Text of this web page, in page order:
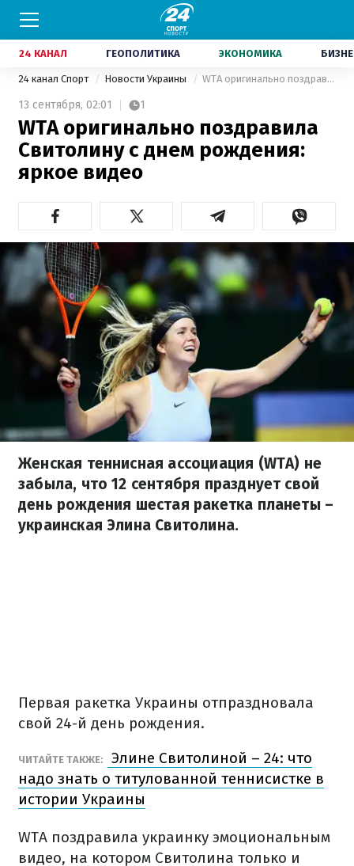
24 КАНАЛ ГЕОПОЛИТИКА ЭКОНОМИКА
24 канал Спорт Новости Украины WTA оригинально поздравила Свитолину с днем рождения: яркое видео
13 сентября, 02:01 1
WTA оригинально поздравила
Свитолину с днем рождения:
яркое видео
Женская теннисная ассоциация (WTA) не
забыла, что 12 сентября празднует свой
день рождения шестая ракетка планеты –
украинская Элина Свитолина.
Первая ракетка Украины отпраздновала
свой 24-й день рождения.
ЧИТАЙТЕ ТАКЖЕ:
Элине Свитолиной – 24: что
надо знать о титулованной теннисистке в
истории Украины
WTA поздравила украинку эмоциональным
видео, на котором Свитолина только и